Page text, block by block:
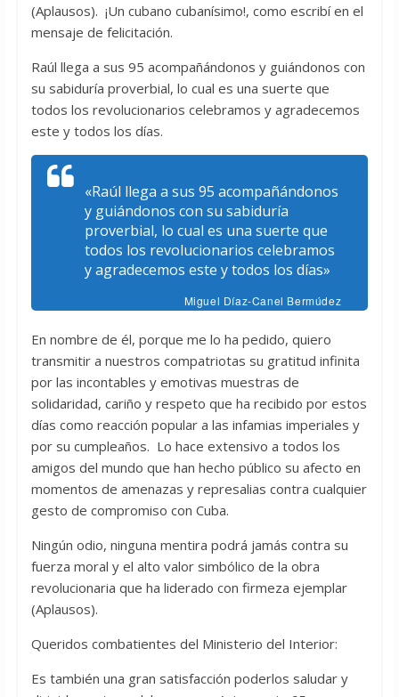
(Aplausos). ¡Un cubano cubanísimo!, como escribí en el
mensaje de felicitación.
Raúl llega a sus 95 acompañándonos y guiándonos con
su sabiduría proverbial, lo cual es una suerte que
todos los revolucionarios celebramos y agradecemos
este y todos los días.
«Raúl llega a sus 95 acompañándonos
y guiándonos con su sabiduría
proverbial, lo cual es una suerte que
todos los revolucionarios celebramos
y agradecemos este y todos los días»
Miguel Díaz-Canel Bermúdez
En nombre de él, porque me lo ha pedido, quiero
transmitir a nuestros compatriotas su gratitud infinita
por las incontables y emotivas muestras de
solidaridad, cariño y respeto que ha recibido por estos
días como reacción popular a las infamias imperiales y
por su cumpleaños. Lo hace extensivo a todos los
amigos del mundo que han hecho público su afecto en
momentos de amenazas y represalias contra cualquier
gesto de compromiso con Cuba.
Ningún odio, ninguna mentira podrá jamás contra su
fuerza moral y el alto valor simbólico de la obra
revolucionaria que ha liderado con firmeza ejemplar
(Aplausos).
Queridos combatientes del Ministerio del Interior:
Es también una gran satisfacción poderlos saludar y